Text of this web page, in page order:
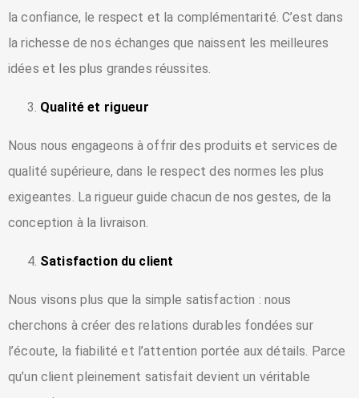
la confiance, le respect et la complémentarité. C’est dans
la richesse de nos échanges que naissent les meilleures
idées et les plus grandes réussites.
Qualité et rigueur
Nous nous engageons à offrir des produits et services de
qualité supérieure, dans le respect des normes les plus
exigeantes. La rigueur guide chacun de nos gestes, de la
conception à la livraison.
Satisfaction du client
Nous visons plus que la simple satisfaction : nous
cherchons à créer des relations durables fondées sur
l’écoute, la fiabilité et l’attention portée aux détails. Parce
qu’un client pleinement satisfait devient un véritable